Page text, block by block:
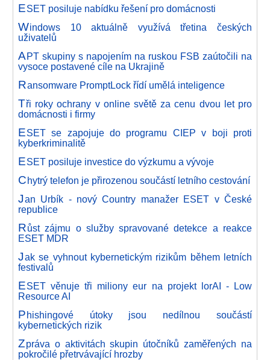
ESET posiluje nabídku řešení pro domácnosti
Windows 10 aktuálně využívá třetina českých
uživatelů
APT skupiny s napojením na ruskou FSB zaútočili na
vysoce postavené cíle na Ukrajině
Ransomware PromptLock řídí umělá inteligence
Tři roky ochrany v online světě za cenu dvou let pro
domácnosti i firmy
ESET se zapojuje do programu CIEP v boji proti
kyberkriminalitě
ESET posiluje investice do výzkumu a vývoje
Chytrý telefon je přirozenou součástí letního cestování
Jan Urbík - nový Country manažer ESET v České
republice
Růst zájmu o služby spravované detekce a reakce
ESET MDR
Jak se vyhnout kybernetickým rizikům během letních
festivalů
ESET věnuje tři miliony eur na projekt lorAI - Low
Resource AI
Phishingové útoky jsou nedílnou součástí
kybernetických rizik
Zpráva o aktivitách skupin útočníků zaměřených na
pokročilé přetrvávající hrozby